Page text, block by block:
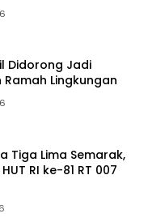
Didorong Jadi
Lingkungan
Tiga Lima Semarak,
RI ke-81 RT 007